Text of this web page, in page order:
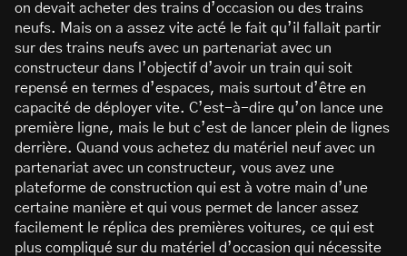
on devait acheter des trains d’occasion ou des trains
neufs. Mais on a assez vite acté le fait qu’il fallait partir
sur des trains neufs avec un partenariat avec un
constructeur dans l’objectif d’avoir un train qui soit
repensé en termes d’espaces, mais surtout d’être en
capacité de déployer vite. C’est-à-dire qu’on lance une
première ligne, mais le but c’est de lancer plein de lignes
derrière. Quand vous achetez du matériel neuf avec un
partenariat avec un constructeur, vous avez une
plateforme de construction qui est à votre main d’une
certaine manière et qui vous permet de lancer assez
facilement le réplica des premières voitures, ce qui est
plus compliqué sur du matériel d’occasion qui nécessite